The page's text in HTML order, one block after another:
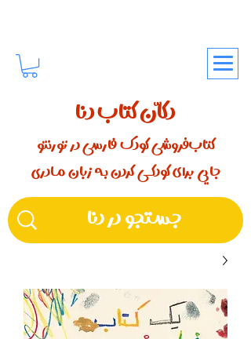
دکّان کتاب دنا
کتاب‌فروشی کودک فارسی در تورنتو
جایی برای کودکـــی کردن بـه زبان مـادری